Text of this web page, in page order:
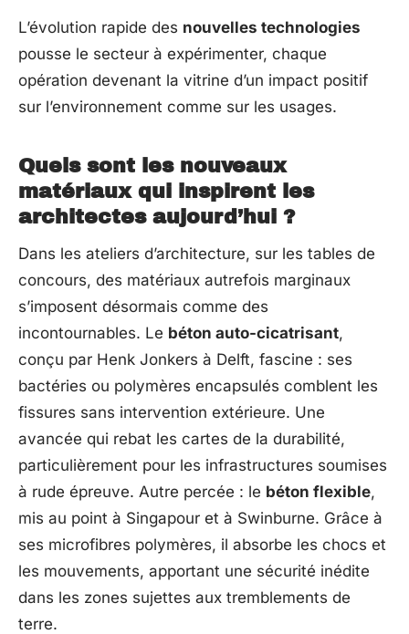
L’évolution rapide des nouvelles technologies
pousse le secteur à expérimenter, chaque
opération devenant la vitrine d’un impact positif
sur l’environnement comme sur les usages.
Quels sont les nouveaux
matériaux qui inspirent les
architectes aujourd’hui ?
Dans les ateliers d’architecture, sur les tables de
concours, des matériaux autrefois marginaux
s’imposent désormais comme des
incontournables. Le béton auto-cicatrisant,
conçu par Henk Jonkers à Delft, fascine : ses
bactéries ou polymères encapsulés comblent les
fissures sans intervention extérieure. Une
avancée qui rebat les cartes de la durabilité,
particulièrement pour les infrastructures soumises
à rude épreuve. Autre percée : le béton flexible,
mis au point à Singapour et à Swinburne. Grâce à
ses microfibres polymères, il absorbe les chocs et
les mouvements, apportant une sécurité inédite
dans les zones sujettes aux tremblements de
terre.